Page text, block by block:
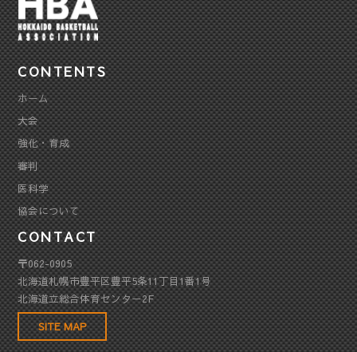
CONTENTS
ホーム
大会
強化・育成
審判
医科学
協会について
CONTACT
〒062-0905
北海道札幌市豊平区豊平5条11丁目1番1号
北海道立総合体育センター2F
SITE MAP